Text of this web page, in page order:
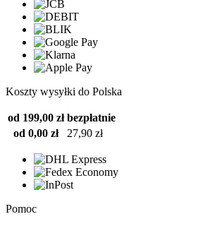
Koszty wysyłki do Polska
od 199,00 zł bezpłatnie
od 0,00 zł
27,90 zł
Pomoc